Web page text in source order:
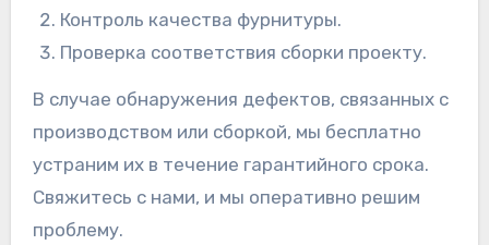
Контроль качества фурнитуры.
Проверка соответствия сборки проекту.
В случае обнаружения дефектов, связанных с
производством или сборкой, мы бесплатно
устраним их в течение гарантийного срока.
Свяжитесь с нами, и мы оперативно решим
проблему.